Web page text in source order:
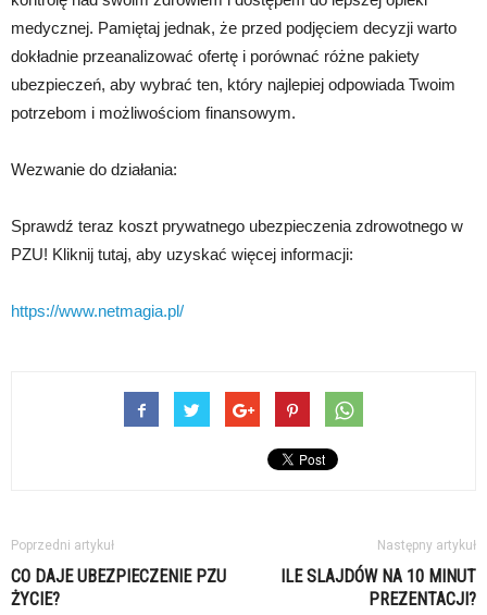
medycznej. Pamiętaj jednak, że przed podjęciem decyzji warto
dokładnie przeanalizować ofertę i porównać różne pakiety
ubezpieczeń, aby wybrać ten, który najlepiej odpowiada Twoim
potrzebom i możliwościom finansowym.
Wezwanie do działania:
Sprawdź teraz koszt prywatnego ubezpieczenia zdrowotnego w
PZU! Kliknij tutaj, aby uzyskać więcej informacji:
https://www.netmagia.pl/
Poprzedni artykuł
CO DAJE UBEZPIECZENIE PZU
ŻYCIE?
Następny artykuł
ILE SLAJDÓW NA 10 MINUT
PREZENTACJI?